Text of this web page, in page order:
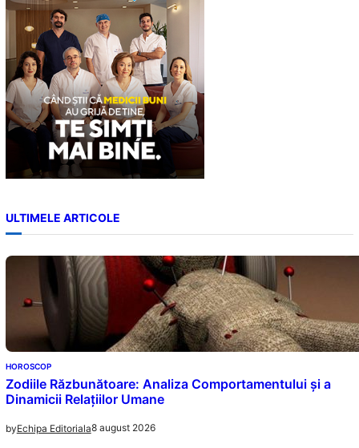
h
ULTIMELE ARTICOLE
HOROSCOP
Zodiile Răzbunătoare: Analiza Comportamentului și a
Dinamicii Relațiilor Umane
byEchipa Editoriala8 august 2026